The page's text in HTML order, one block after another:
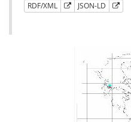
RDF/XML JSON-LD